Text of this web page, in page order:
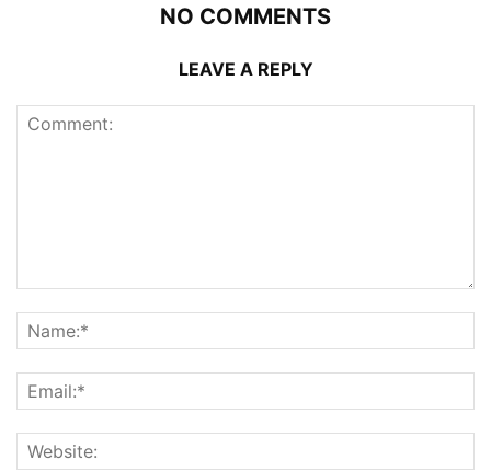
NO COMMENTS
LEAVE A REPLY